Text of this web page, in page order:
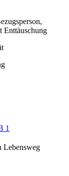
Enttäuschung
1
Lebensweg